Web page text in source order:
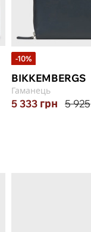
-10%
BIKKEMBERGS
Гаманець
5 333 грн 5 925